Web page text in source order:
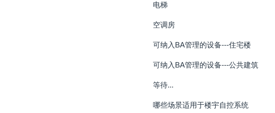
电梯
空调房
可纳入BA管理的设备---住宅楼
可纳入BA管理的设备---公共建筑
等待...
哪些场景适用于楼宇自控系统